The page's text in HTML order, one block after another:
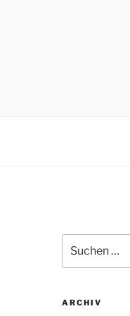
nach:
ARCHIV